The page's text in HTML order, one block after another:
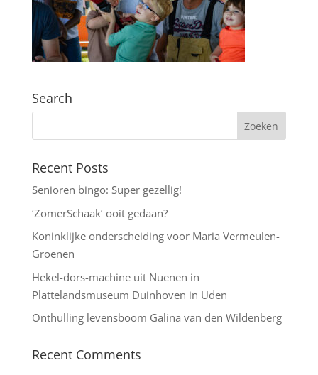
Search
Recent Posts
Senioren bingo: Super gezellig!
‘ZomerSchaak’ ooit gedaan?
Koninklijke onderscheiding voor Maria Vermeulen-
Groenen
Hekel-dors-machine uit Nuenen in
Plattelandsmuseum Duinhoven in Uden
Onthulling levensboom Galina van den Wildenberg
Recent Comments